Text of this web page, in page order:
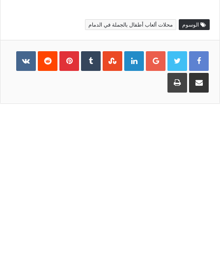
الوسوم محلات ألعاب أطفال بالجملة في الدمام
Google+
LinkedIn
Pinterest
مشاركة
البريد
طباعة